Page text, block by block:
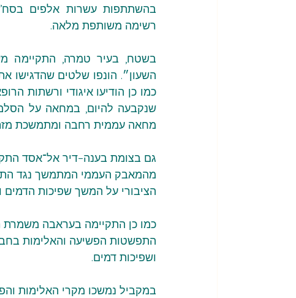
רשימה משותפת מלאה.
מחאה עממית רחבה ומתמשכת מזה
גם בצומת בענה–דיר אל־אסד
מהמאבק העממי המתמשך נגד
הציבורי על המשך שפיכות הדמים
כמו כן התקיימה בעראבה משמרת
התפשטות הפשיעה והאלימות
ושפיכות דמים.